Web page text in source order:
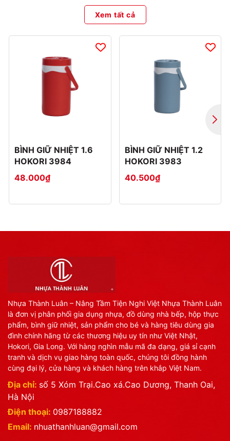
Xem tất cả
BÌNH GIỮ NHIỆT 1.6
HOKORI 3984
48.000₫
BÌNH GIỮ NHIỆT 1.2
HOKORI 3983
40.500₫
Nhựa Thành Luân – Nâng Tầm Tiện Nghi Việt Nhựa Thành Luân
là đơn vị phân phối gia dụng nhựa, đồ dùng nhà bếp, hộp thực
phẩm, bình giữ nhiệt, sản phẩm cho bé và hàng tiêu dùng gia
đình chính hãng từ các thương hiệu uy tín như Việt Nhật,
Hokori, Gia Long. Với hàng nghìn mẫu mã đa dạng, giá sỉ cạnh
tranh và dịch vụ giao hàng toàn quốc, chúng tôi đồng hành
cùng đại lý, cửa hàng và khách hàng trên khắp Việt Nam.
Địa chỉ: số 5 Xóm Trại.Cao xá.Cao Dương, Thanh Oai,
Hà Nội
Điện thoại: 0987188882
Email: nhuathanhluan@gmail.com